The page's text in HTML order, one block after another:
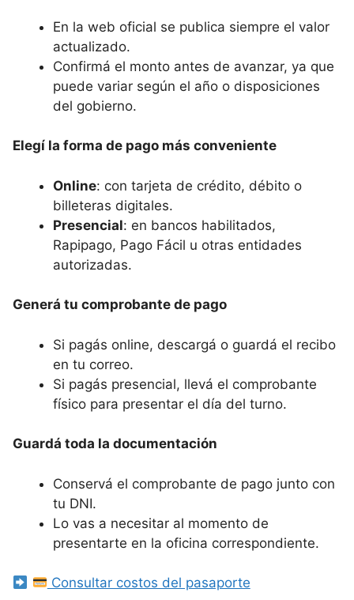
En la web oficial se publica siempre el valor
actualizado.
Confirmá el monto antes de avanzar, ya que
puede variar según el año o disposiciones
del gobierno.
Elegí la forma de pago más conveniente
Online: con tarjeta de crédito, débito o
billeteras digitales.
Presencial: en bancos habilitados,
Rapipago, Pago Fácil u otras entidades
autorizadas.
Generá tu comprobante de pago
Si pagás online, descargá o guardá el recibo
en tu correo.
Si pagás presencial, llevá el comprobante
físico para presentar el día del turno.
Guardá toda la documentación
Conservá el comprobante de pago junto con
tu DNI.
Lo vas a necesitar al momento de
presentarte en la oficina correspondiente.
Consultar costos del pasaporte